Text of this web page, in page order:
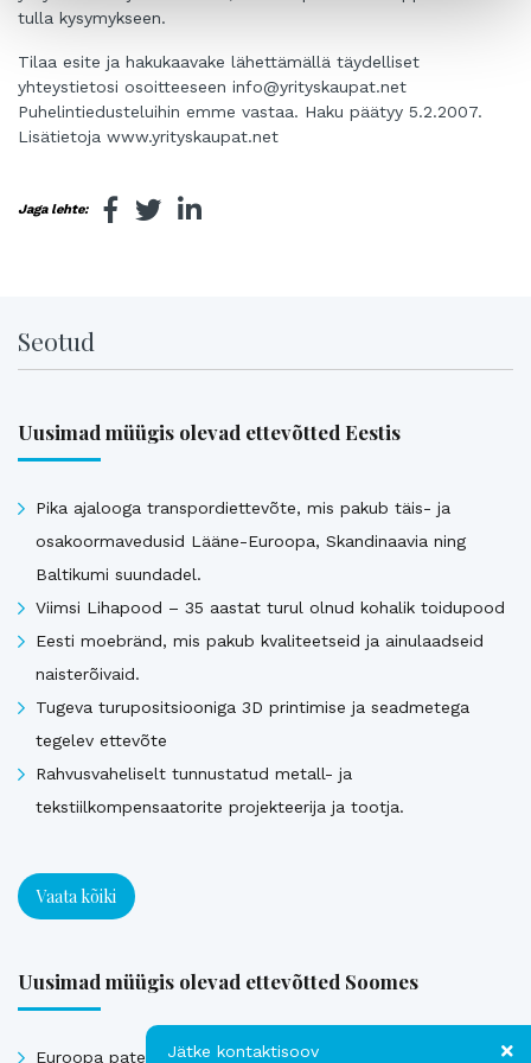
tulla kysymykseen.
Tilaa esite ja hakukaavake lähettämällä täydelliset
yhteystietosi osoitteeseen info@yrityskaupat.net
Puhelintiedusteluihin emme vastaa. Haku päätyy 5.2.2007.
Lisätietoja www.yrityskaupat.net
Jaga lehte:
Seotud
Uusimad müügis olevad ettevõtted Eestis
Pika ajalooga transpordiettevõte, mis pakub täis- ja
osakoormavedusid Lääne-Euroopa, Skandinaavia ning
Baltikumi suundadel.
Viimsi Lihapood – 35 aastat turul olnud kohalik toidupood
Eesti moebränd, mis pakub kvaliteetseid ja ainulaadseid
naisterõivaid.
Tugeva turupositsiooniga 3D printimise ja seadmetega
tegelev ettevõte
Rahvusvaheliselt tunnustatud metall- ja
tekstiilkompensaatorite projekteerija ja tootja.
Vaata kõiki
Uusimad müügis olevad ettevõtted Soomes
Euroopa patendiga kaitstud uuenduslik ja suure
Jätke kontaktisoov